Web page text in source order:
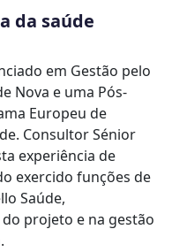
da saúde
em Gestão pelo
Nova e uma Pós-
Europeu de
Consultor Sénior
experiência de
exercido funções de
Saúde,
projeto e na gestão